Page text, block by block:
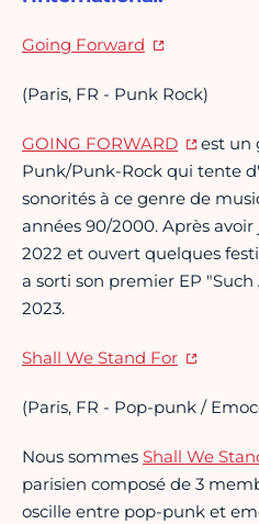
Going Forward
(Paris, FR - Punk Rock)
GOING FORWARD
est un
Punk/Punk-Rock qui tente
sonorités à ce genre de
années 90/2000. Après avoir
2022 et ouvert quelques
a sorti son premier EP
2023.
Shall We Stand For
(Paris, FR - Pop-punk /
Nous sommes Shall We
parisien composé de 3
oscille entre pop-punk et